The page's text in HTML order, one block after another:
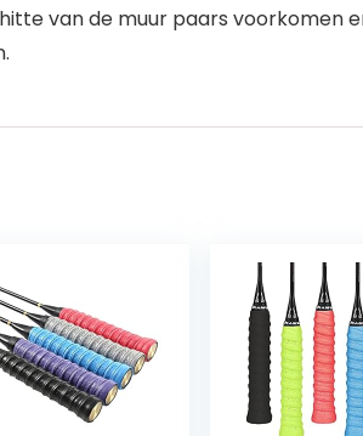
van de muur paars voorkomen